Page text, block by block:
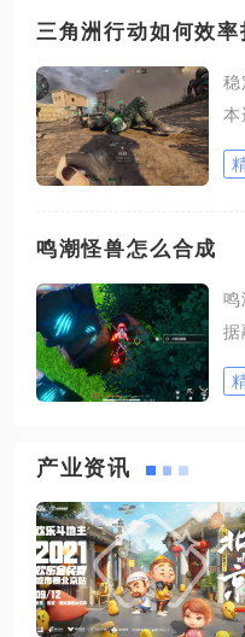
爆
炽
对
整
技
三角洲行动如何效率
稳
本
制
同
一
战
会
号
鸣潮怪兽怎么合成
鸣
据
件
出
召
入
板
有
产业资讯